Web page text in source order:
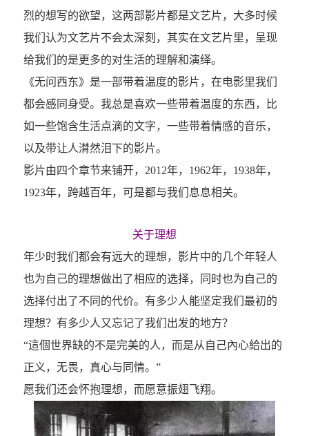
烈的想写的欲望，这两部影片都是文艺片，大多时候
我们认为文艺片不会太深刻，其实在文艺片里，呈现
给我们的是更多的对生活的理解和演绎。
《无问西东》是一部带着温度的影片，在电影里我们
都会感同身受。我总是喜欢一些带着温度的东西，比
如一些饱含生活点滴的文字，一些带着情感的音乐，
以及带让人潸然泪下的影片。
影片由四个章节来铺开，2012年，1962年，1938年，
1923年，跨越百年，可是都与我们息息相关。
关于理想
年少时我们都会有远大的理想，影片中的几个年轻人
也为自己的理想做出了相应的选择，同时也为自己的
选择付出了不同的代价。有多少人能坚定我们最初的
理想？有多少人又忘记了我们出发的地方？
“這個世界缺的不是完美的人，而是从自己內心給出的
正义，无畏，真心与同情。”
愿我们还会怀抱理想，而愿意振翅飞翔。